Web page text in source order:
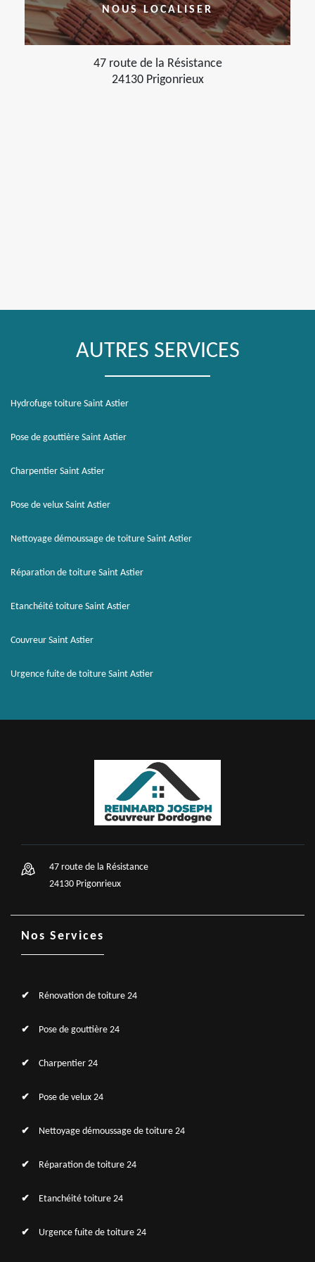
NOUS LOCALISER
47 route de la Résistance
24130 Prigonrieux
AUTRES SERVICES
Hydrofuge toiture Saint Astier
Pose de gouttière Saint Astier
Charpentier Saint Astier
Pose de velux Saint Astier
Nettoyage démoussage de toiture Saint Astier
Réparation de toiture Saint Astier
Etanchéité toiture Saint Astier
Couvreur Saint Astier
Urgence fuite de toiture Saint Astier
47 route de la Résistance
24130 Prigonrieux
Nos Services
Rénovation de toiture 24
Pose de gouttière 24
Charpentier 24
Pose de velux 24
Nettoyage démoussage de toiture 24
Réparation de toiture 24
Etanchéité toiture 24
Urgence fuite de toiture 24